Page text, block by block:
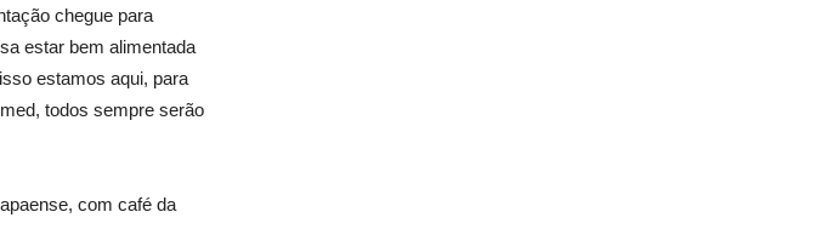
chegue para
estar bem alimentada
estamos aqui, para
todos sempre serão
com café da